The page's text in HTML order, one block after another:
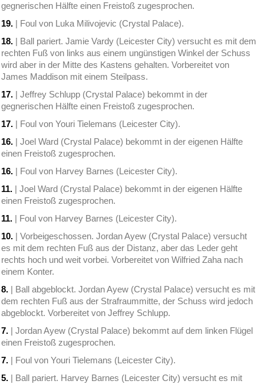
gegnerischen Hälfte einen Freistoß zugesprochen.
19. | Foul von Luka Milivojevic (Crystal Palace).
18. | Ball pariert. Jamie Vardy (Leicester City) versucht es mit dem
rechten Fuß von links aus einem ungünstigen Winkel der Schuss
wird aber in der Mitte des Kastens gehalten. Vorbereitet von
James Maddison mit einem Steilpass.
17. | Jeffrey Schlupp (Crystal Palace) bekommt in der
gegnerischen Hälfte einen Freistoß zugesprochen.
17. | Foul von Youri Tielemans (Leicester City).
16. | Joel Ward (Crystal Palace) bekommt in der eigenen Hälfte
einen Freistoß zugesprochen.
16. | Foul von Harvey Barnes (Leicester City).
11. | Joel Ward (Crystal Palace) bekommt in der eigenen Hälfte
einen Freistoß zugesprochen.
11. | Foul von Harvey Barnes (Leicester City).
10. | Vorbeigeschossen. Jordan Ayew (Crystal Palace) versucht
es mit dem rechten Fuß aus der Distanz, aber das Leder geht
rechts hoch und weit vorbei. Vorbereitet von Wilfried Zaha nach
einem Konter.
8. | Ball abgeblockt. Jordan Ayew (Crystal Palace) versucht es mit
dem rechten Fuß aus der Strafraummitte, der Schuss wird jedoch
abgeblockt. Vorbereitet von Jeffrey Schlupp.
7. | Jordan Ayew (Crystal Palace) bekommt auf dem linken Flügel
einen Freistoß zugesprochen.
7. | Foul von Youri Tielemans (Leicester City).
5. | Ball pariert. Harvey Barnes (Leicester City) versucht es mit